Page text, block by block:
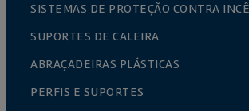
SISTEMAS DE PROTEÇÃO CONTRA
SUPORTES DE CALEIRA
ABRAÇADEIRAS PLÁSTICAS
PERFIS E SUPORTES